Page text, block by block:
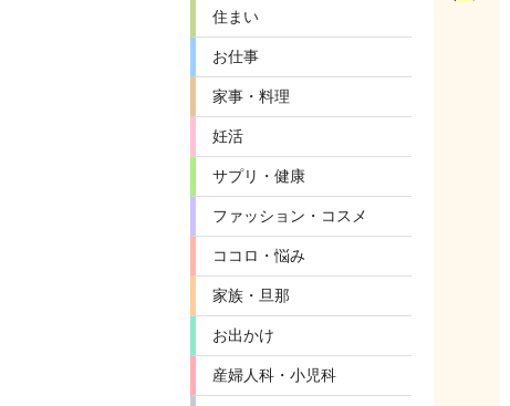
住まい
お仕事
家事・料理
妊活
サプリ・健康
ファッション・コスメ
ココロ・悩み
家族・旦那
お出かけ
産婦人科・小児科